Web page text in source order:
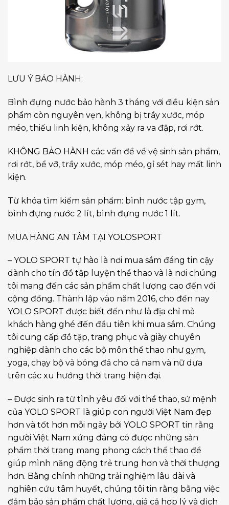
LƯU Ý BẢO HÀNH:
Bình đựng nước bảo hành 3 tháng với điều kiện sản
phẩm còn nguyên vẹn, không bị trầy xước, móp
méo, thiếu linh kiện, không xảy ra va đập, rơi rớt.
KHÔNG BẢO HÀNH các vấn đề về vệ sinh sản phẩm,
rơi rớt, bể vỡ, trầy xước, móp méo, gỉ sét hay mất linh
kiện.
Từ khóa tìm kiếm sản phẩm: bình nước tập gym,
bình đựng nước 2 lít, bình đựng nước 1 lít.
MUA HÀNG AN TÂM TẠI YOLOSPORT
– YOLO SPORT tự hào là nơi mua sắm đáng tin cậy
dành cho tín đồ tập luyện thể thao và là nơi chúng
tôi mang đến các sản phẩm chất lượng cao đến với
cộng đồng. Thành lập vào năm 2016, cho đến nay
YOLO SPORT được biết đến như là địa chỉ mà
khách hàng ghé đến đầu tiên khi mua sắm. Chúng
tôi cung cấp đồ tập, trang phục và giày chuyên
nghiệp dành cho các bộ môn thể thao như gym,
yoga, chạy bộ và bóng đá cho cả nam và nữ dựa
trên các xu hướng thời trang hiện đại.
– Được sinh ra từ tình yêu đối với thể thao, sứ mệnh
của YOLO SPORT là giúp con người Việt Nam đẹp
hơn và tốt hơn mỗi ngày bởi YOLO SPORT tin rằng
người Việt Nam xứng đáng có được những sản
phẩm thời trang mang phong cách thể thao để
giúp mình năng động trẻ trung hơn và thời thượng
hơn. Bằng chính những trải nghiệm lâu dài và
nghiên cứu tâm huyết, chúng tôi tin rằng bằng việc
đảm bảo sản phẩm chất lượng, giá cả hợp lý và dịch